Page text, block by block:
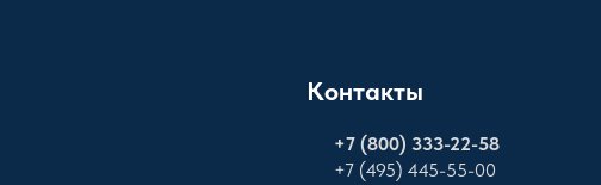
Контакты
+7 (800) 333-22-58
+7 (495) 445-55-00